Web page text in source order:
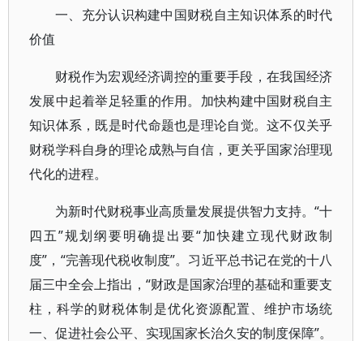
一、充分认识构建中国财税自主知识体系的时代
价值
财税作为宏观经济调控的重要手段，在我国经济
发展中起着举足轻重的作用。加快构建中国财税自主
知识体系，既是时代命题也是理论自觉。这不仅关乎
财税学科自身的理论成熟与自信，更关乎国家治理现
代化的进程。
为新时代财税事业高质量发展提供智力支持。“十
四五”规划纲要明确提出要“加快建立现代财政制
度”，“完善现代税收制度”。习近平总书记在党的十八
届三中全会上指出，“财政是国家治理的基础和重要支
柱，科学的财税体制是优化资源配置、维护市场统
一、促进社会公平、实现国家长治久安的制度保障”。